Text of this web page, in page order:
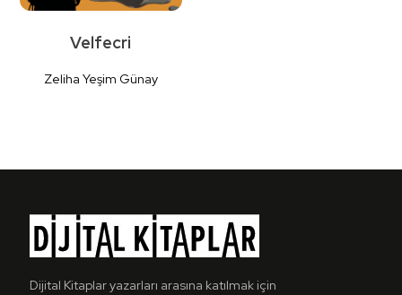
Detaylı
İncele
Velfecri
Zeliha Yeşim Günay
Dijital Kitaplar yazarları arasına katılmak için